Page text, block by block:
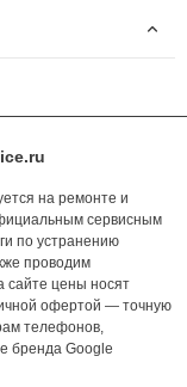
на ремонте и
сервисным
по устранению
проводим
сайте цены носят
офертой — точную
телефонов,
бренда Google